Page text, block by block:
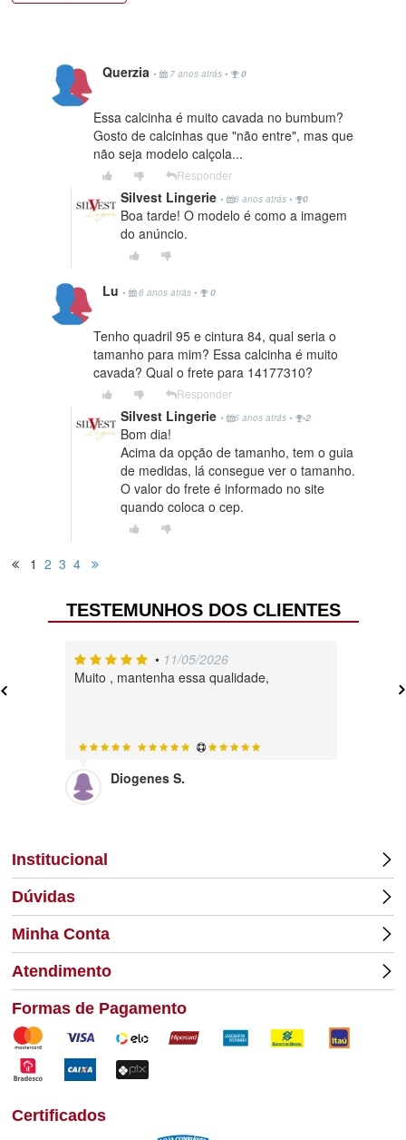
Querzia • 7 anos atrás • 0
Essa calcinha é muito cavada no bumbum?
Gosto de calcinhas que "não entre", mas que
não seja modelo calçola...
Responder
Silvest Lingerie • 6 anos atrás • 0
Boa tarde! O modelo é como a imagem
do anúncio.
Lu • 6 anos atrás • 0
Tenho quadril 95 e cintura 84, qual seria o
tamanho para mim? Essa calcinha é muito
cavada? Qual o frete para 14177310?
Responder
Silvest Lingerie • 6 anos atrás • -2
Bom dia!
Acima da opção de tamanho, tem o guia
de medidas, lá consegue ver o tamanho.
O valor do frete é informado no site
quando coloca o cep.
1 2 3 4
TESTEMUNHOS DOS CLIENTES
• 11/05/2026
Muito , mantenha essa qualidade,
Diogenes S.
Institucional
Dúvidas
Minha Conta
Atendimento
Formas de Pagamento
Certificados